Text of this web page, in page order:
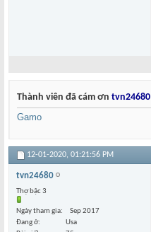
Thành viên đã cám ơn tvn24680
Gamo
12-01-2020, 01:21:56 PM
tvn24680
Thợ bậc 3
Ngày tham gia
Sep 2017
Đang ở
Usa